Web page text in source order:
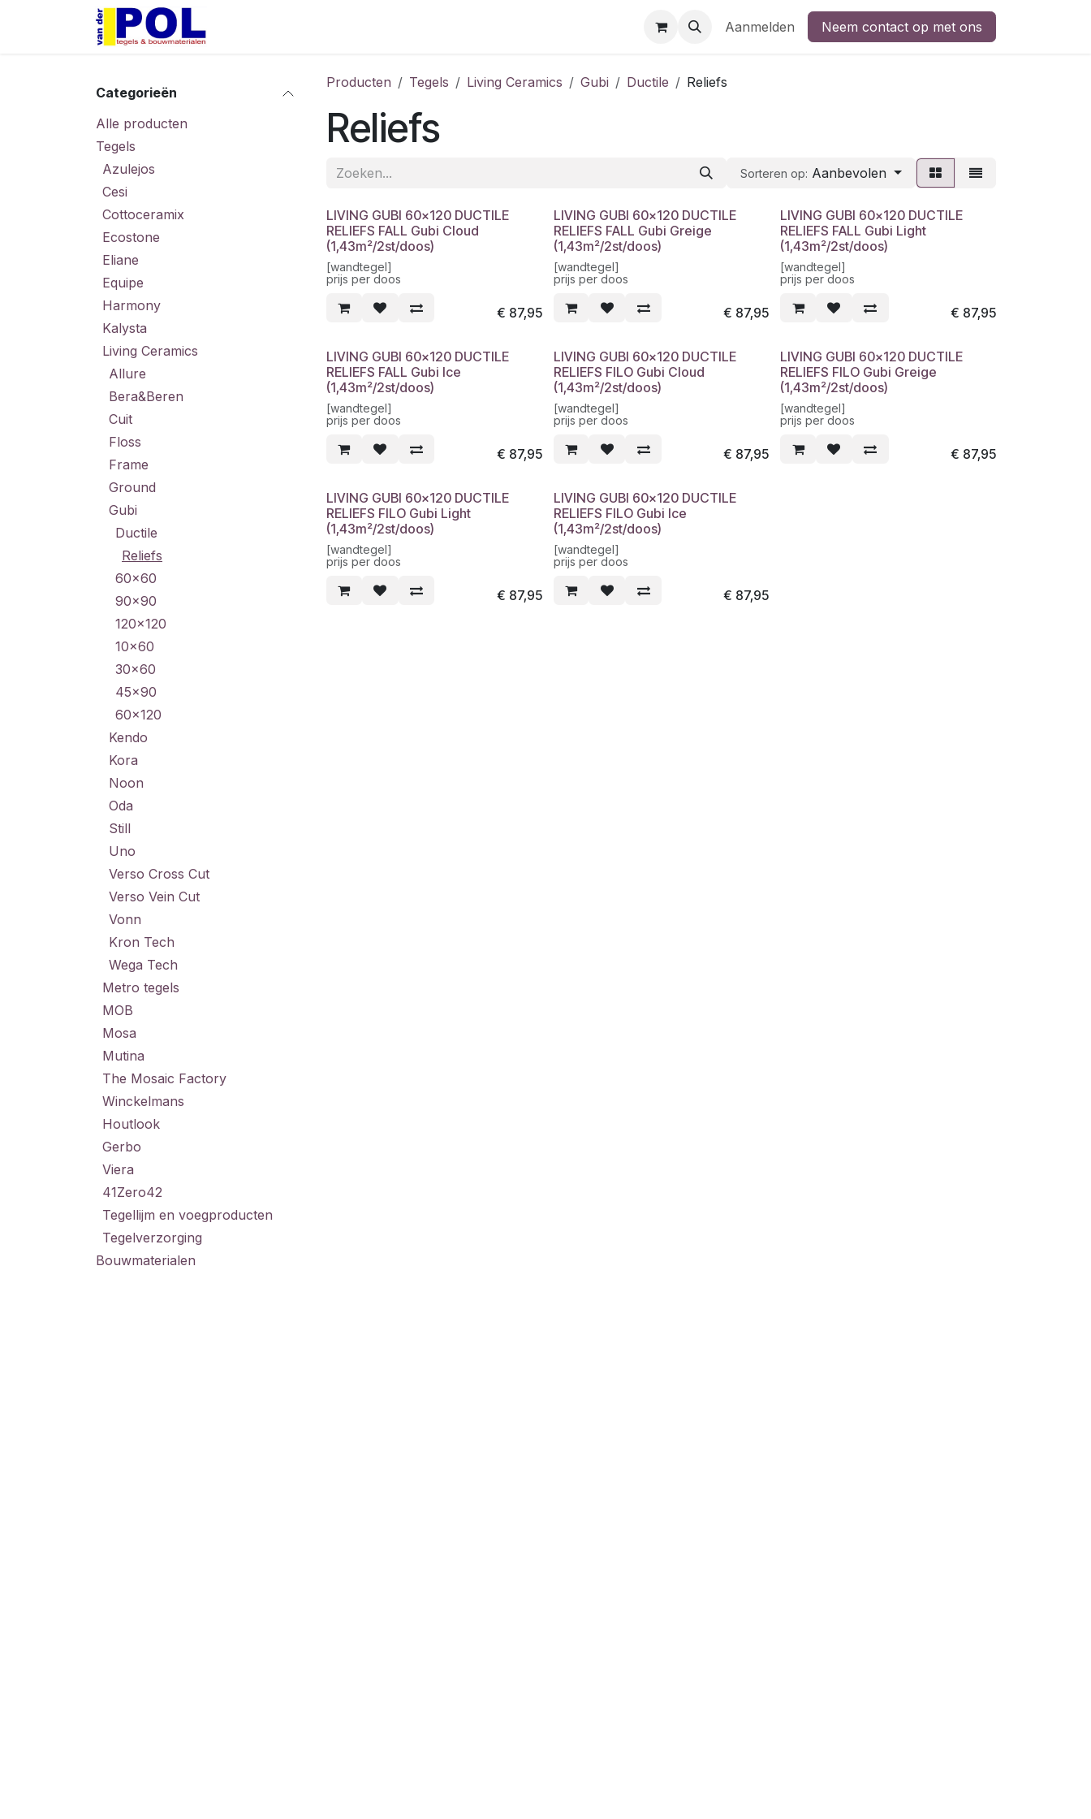
Overslaan naar inhoud
Aanmelden Neem contact op met ons
Categorieën
Alle producten
Tegels
Azulejos
Cesi
Cottoceramix
Ecostone
Eliane
Equipe
Harmony
Kalysta
Living Ceramics
Allure
Bera&Beren
Cuit
Floss
Frame
Ground
Gubi
Ductile
Reliefs
60x60
90x90
120x120
10x60
30x60
45x90
60x120
Kendo
Kora
Noon
Oda
Still
Uno
Verso Cross Cut
Verso Vein Cut
Vonn
Kron Tech
Wega Tech
Metro tegels
MOB
Mosa
Mutina
The Mosaic Factory
Winckelmans
Houtlook
Gerbo
Viera
41Zero42
Tegellijm en voegproducten
Tegelverzorging
Bouwmaterialen
Producten Tegels Living Ceramics Gubi Ductile Reliefs
Reliefs
Sorteren op: Aanbevolen
LIVING GUBI 60x120 DUCTILE
RELIEFS FALL Gubi Cloud
(1,43m²/2st/doos)
[wandtegel]
prijs per doos
€ 87,95
LIVING GUBI 60x120 DUCTILE
RELIEFS FALL Gubi Greige
(1,43m²/2st/doos)
[wandtegel]
prijs per doos
€ 87,95
LIVING GUBI 60x120 DUCTILE
RELIEFS FALL Gubi Light
(1,43m²/2st/doos)
[wandtegel]
prijs per doos
€ 87,95
LIVING GUBI 60x120 DUCTILE
RELIEFS FALL Gubi Ice
(1,43m²/2st/doos)
[wandtegel]
prijs per doos
€ 87,95
LIVING GUBI 60x120 DUCTILE
RELIEFS FILO Gubi Cloud
(1,43m²/2st/doos)
[wandtegel]
prijs per doos
€ 87,95
LIVING GUBI 60x120 DUCTILE
RELIEFS FILO Gubi Greige
(1,43m²/2st/doos)
[wandtegel]
prijs per doos
€ 87,95
LIVING GUBI 60x120 DUCTILE
RELIEFS FILO Gubi Light
(1,43m²/2st/doos)
[wandtegel]
prijs per doos
€ 87,95
LIVING GUBI 60x120 DUCTILE
RELIEFS FILO Gubi Ice
(1,43m²/2st/doos)
[wandtegel]
prijs per doos
€ 87,95